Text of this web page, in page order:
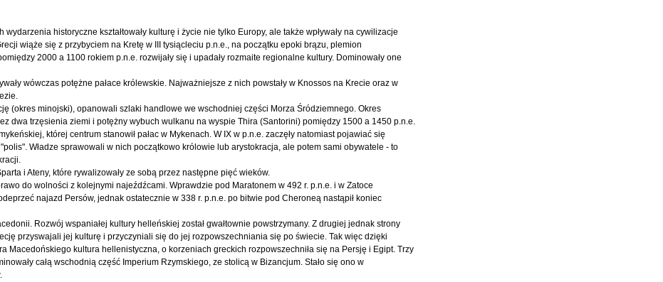
historyczne kształtowały kulturę i życie nie tylko Europy, ale także wpływały na cywilizacje
wiąże się z przybyciem na Kretę w III tysiącleciu p.n.e., na początku epoki brązu, plemion
2000 a 1100 rokiem p.n.e. rozwijały się i upadały rozmaite regionalne kultury. Dominowały one
wówczas potężne pałace królewskie. Najważniejsze z nich powstały w Knossos na Krecie oraz w
(okres minojski), opanowali szlaki handlowe we wschodniej części Morza Śródziemnego. Okres
dwa trzęsienia ziemi i potężny wybuch wulkanu na wyspie Thira (Santorini) pomiędzy 1500 a 1450 p.n.e.
której centrum stanowił pałac w Mykenach. W IX w p.n.e. zaczęły natomiast pojawiać się
Władze sprawowali w nich początkowo królowie lub arystokracja, ale potem sami obywatele - to
i Ateny, które rywalizowały ze sobą przez następne pięć wieków.
do wolności z kolejnymi najeźdźcami. Wprawdzie pod Maratonem w 492 r. p.n.e. i w Zatoce
najazd Persów, jednak ostatecznie w 338 r. p.n.e. po bitwie pod Cheroneą nastąpił koniec
Rozwój wspaniałej kultury helleńskiej został gwałtownie powstrzymany. Z drugiej jednak strony
przyswajali jej kulturę i przyczyniali się do jej rozpowszechniania się po świecie. Tak więc dzięki
Macedońskiego kultura hellenistyczna, o korzeniach greckich rozpowszechniła się na Persję i Egipt. Trzy
całą wschodnią część Imperium Rzymskiego, ze stolicą w Bizancjum. Stało się ono w